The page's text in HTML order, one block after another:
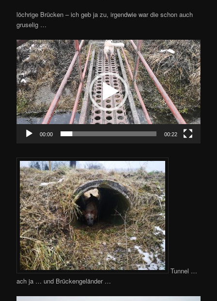
löchrige Brücken – ich geb ja zu, irgendwie war die schon auch
gruselig …
Video-
Player
00:00 00:22
Tunnel …
ach ja … und Brückengeländer …